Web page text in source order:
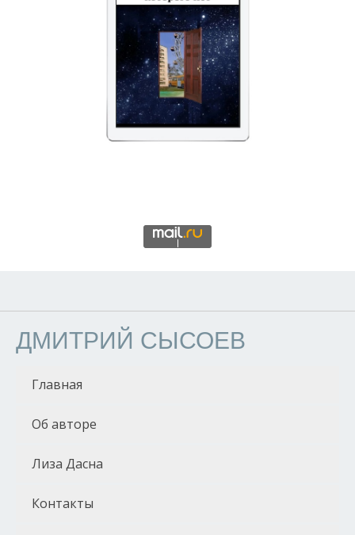
ДМИТРИЙ СЫСОЕВ
Главная
Об авторе
Лиза Дасна
Контакты